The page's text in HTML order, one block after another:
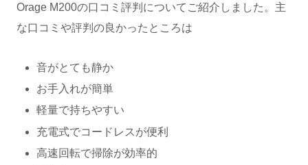
Orage M200の口コミ評判についてご紹介しました。主
な口コミや評判の良かったところは
音がとても静か
お手入れが簡単
軽量で持ちやすい
充電式でコードレスが便利
高速回転で掃除が効率的